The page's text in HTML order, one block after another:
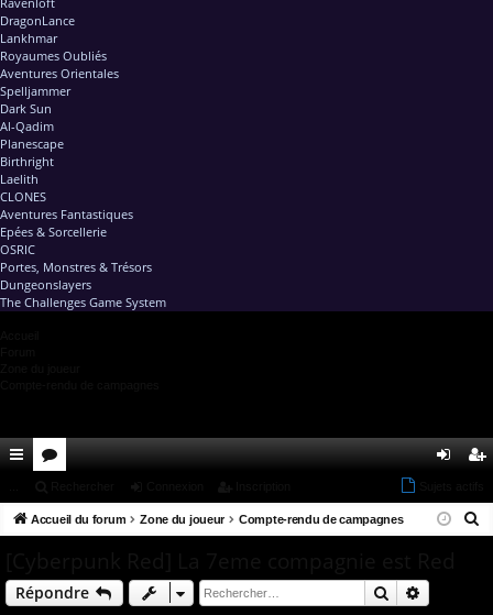
DragonLance
Lankhmar
Royaumes Oubliés
Aventures Orientales
Spelljammer
Dark Sun
Al-Qadim
Planescape
Birthright
Laelith
CLONES
Aventures Fantastiques
Epées & Sorcellerie
OSRIC
Portes, Monstres & Trésors
Dungeonslayers
The Challenges Game System
co
ci
u
s
ne cri
Accueil du forum Zone du joueur Compte-rendu de campagnes
Répondre Rechercher